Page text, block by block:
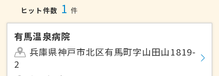
ヒット件数 1 件
有馬温泉病院
兵庫県神戸市北区有馬町字山田山1819-
2